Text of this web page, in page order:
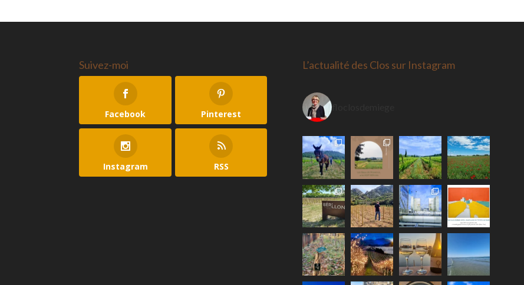
Suivez-moi
Facebook Pinterest
Instagram RSS
L’actualité des Clos sur Instagram
floclosdemiege